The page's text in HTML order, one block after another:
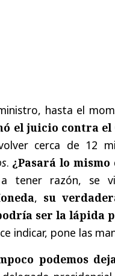
hasta el
el juicio contra el
cerca de 12
. ¿Pasará lo
tener razón, se
, su
ser la lápida
indicar, pone las
podemos